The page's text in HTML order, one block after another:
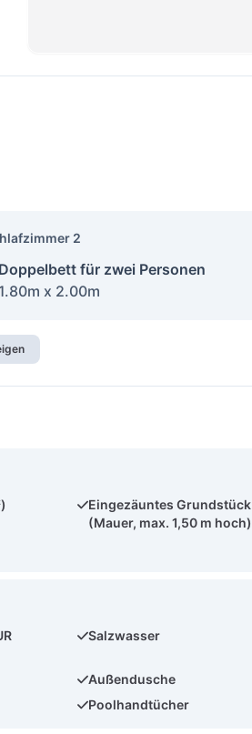
2
Doppelbett für zwei Personen
1.80m x 2.00m
Eingezäuntes Grundstück
(Mauer, max. 1,50 m hoch)
Salzwasser
Außendusche
Poolhandtücher